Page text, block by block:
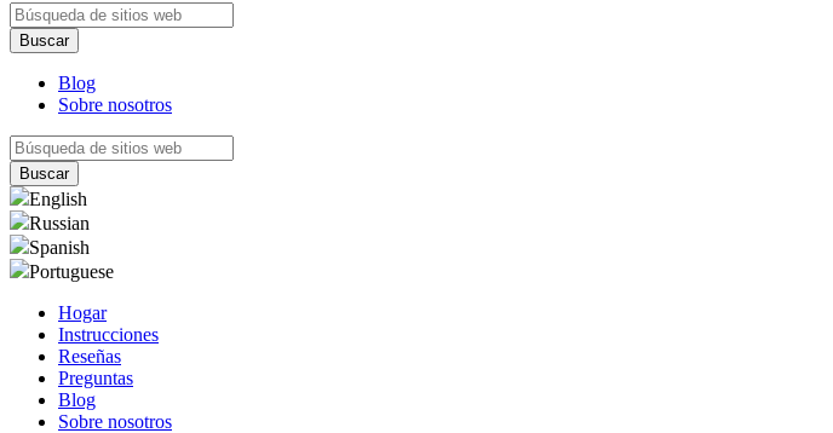
Blog
Sobre nosotros
English
Russian
Spanish
Portuguese
Hogar
Instrucciones
Reseñas
Preguntas
Blog
Sobre nosotros